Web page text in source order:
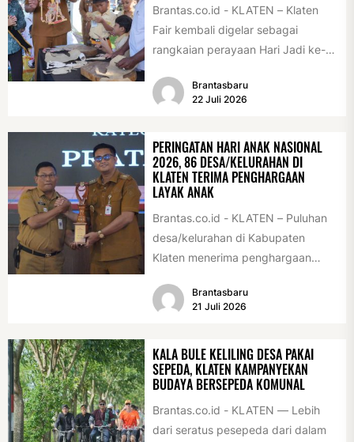
Brantas.co.id - KLATEN – Klaten
Fair kembali digelar sebagai
rangkaian perayaan Hari Jadi ke-
Acara ini digelar...
Brantasbaru
22 Juli 2026
PERINGATAN HARI ANAK NASIONAL
2026, 86 DESA/KELURAHAN DI
KLATEN TERIMA PENGHARGAAN
LAYAK ANAK
Brantas.co.id - KLATEN – Puluhan
desa/kelurahan di Kabupaten
Klaten menerima penghargaan
2026. Penghargaan tersebut
Brantasbaru
21 Juli 2026
KALA BULE KELILING DESA PAKAI
SEPEDA, KLATEN KAMPANYEKAN
BUDAYA BERSEPEDA KOMUNAL
Brantas.co.id - KLATEN — Lebih
dari seratus pesepeda dari dalam